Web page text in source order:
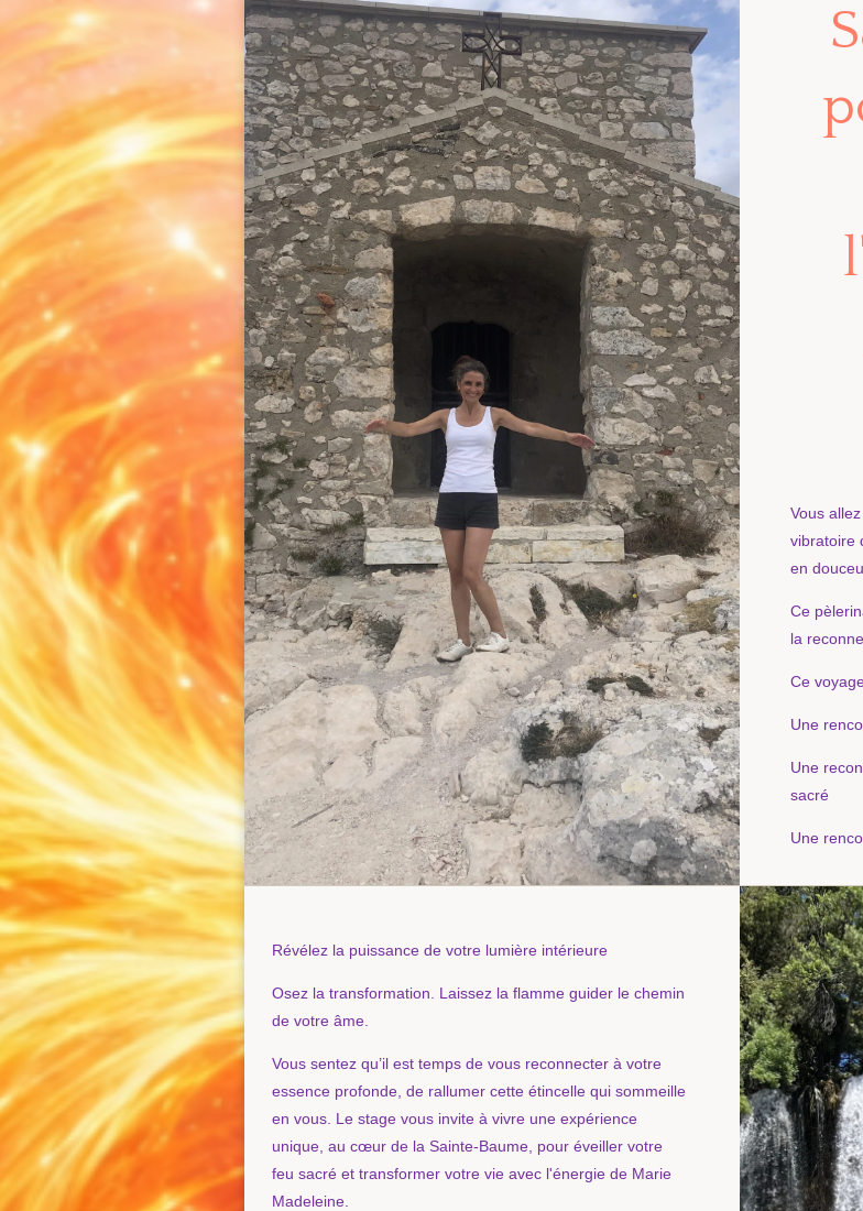
Vous
vibratoire
en
Ce
la
Ce
Une
Une
sacré
Une
Révélez la puissance de votre lumière intérieure
Osez la transformation. Laissez la flamme guider le chemin
de votre âme.
Vous sentez qu’il est temps de vous reconnecter à votre
essence profonde, de rallumer cette étincelle qui sommeille
en vous. Le stage vous invite à vivre une expérience
unique, au cœur de la Sainte-Baume, pour éveiller votre
feu sacré et transformer votre vie avec l'énergie de Marie
Madeleine.